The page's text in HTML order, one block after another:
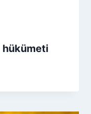
hükümeti